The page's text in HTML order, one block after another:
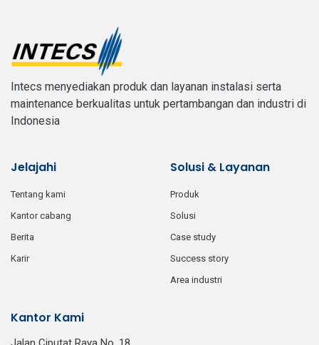
Intecs menyediakan produk dan layanan instalasi serta
maintenance berkualitas untuk pertambangan dan industri di
Indonesia
Jelajahi
tentang kami
kantor cabang
berita
karir
Solusi & Layanan
produk
solusi
case study
success story
area industri
Kantor Kami